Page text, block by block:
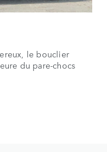
le bouclier
du pare-chocs